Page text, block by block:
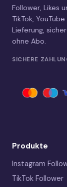
Follower, Likes
TikTok,
Lieferung,
ohne Abo.
SICHERE
Produkte
Instagram
TikTok Follower